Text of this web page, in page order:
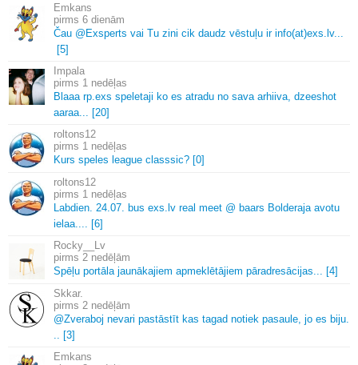
Emkans
6 dienām
Čau @Exsperts vai Tu zini cik daudz vēstuļu ir info(at)exs. lv.
[5]
Impala
1 nedēļas
Blaaa rp. exs speletaji ko es atradu no sava arhiiva, dzeeshot
aaraa.
[20]
roltons12
1 nedēļas
Kurs speles league classsic? [0]
roltons12
1 nedēļas
Labdien. 24. 07. bus exs. lv real meet @ baars Bolderaja avotu
ielaa.
[6]
Rocky__Lv
2 nedēļām
Spēļu portāla jaunākajiem apmeklētājiem pāradresācijas.
[4]
Skkar.
2 nedēļām
@Zveraboj nevari pastāstīt kas tagad notiek pasaule, jo es biju.
[3]
Emkans